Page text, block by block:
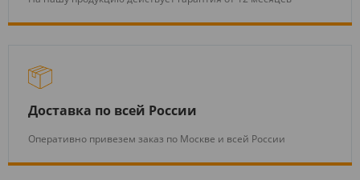
Доставка по всей России
Оперативно привезем заказ по Москве и всей России